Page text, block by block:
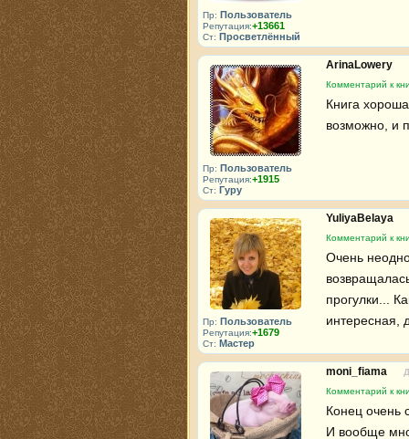
Пр: Пользователь
Репутация:+13661
Ст: Просветлённый
Пр: Пользователь
Репутация:+1915
Ст: Гуру
ArinaLowery
Комментарий к
Книга
возможно, и
Пр: Пользователь
Репутация:+1679
Ст: Мастер
YuliyaBelaya
Комментарий к
Очень
прогулки...
интересная,
moni_fiama
Комментарий к
Конец очень
И вообще